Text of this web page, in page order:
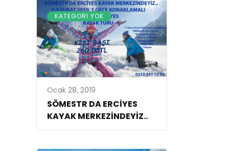
KATEGORI YOK
Ocak 28, 2019
SÖMESTR DA ERCİYES
KAYAK MERKEZİNDEYİZ..